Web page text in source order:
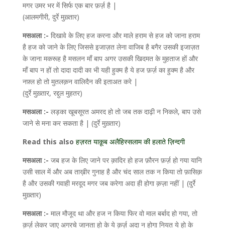
मगर उमर भर में सिर्फ एक बार फ़र्ज़ है |
(आलमगीरी, दुर्रे मुख़्तार)
मसअला :- दिखावे के लिए हज करना और माले हराम से हज को जाना हराम
है हज को जाने के लिए जिससे इजाज़त लेना वाजिब है बगैर उसकी इजाज़त
के जाना मकरूह है मसलन माँ बाप अगर उसकी खिदमत के मुहताज हों और
माँ बाप न हों तो दादा दादी का भी यही हुक्म है ये हज फ़र्ज़ का हुक्म है और
नफ़्ल हो तो मुतलक़न वालिदैन की इताअत करे |
(दुर्रे मुख़्तार, रद्दुल मुहतर)
मसअला :- लड़का खूबसूरत अमरद हो तो जब तक दाढ़ी न निकले, बाप उसे
जाने से मना कर सकता है | (दुर्रे मुख़्तार)
Read this also हज़रत याक़ूब अलैहिस्सलाम की हलाते ज़िन्दगी
मसअला :- जब हज के लिए जाने पर क़ादिर हो हज फ़ौरन फ़र्ज़ हो गया यानि
उसी साल में और अब ताख़ीर गुनाह है और चंद साल तक न किया तो फ़ासिक़
है और उसकी गवाही मरदूद मगर जब करेगा अदा ही होगा क़ज़ा नहीं | (दुर्रे
मुख़्तार)
मसअला :- माल मौजूद था और हज न किया फिर वो माल बर्बाद हो गया, तो
क़र्ज़ लेकर जाए अगरचे जानता हो के ये क़र्ज़ अदा न होगा नियत ये हो के